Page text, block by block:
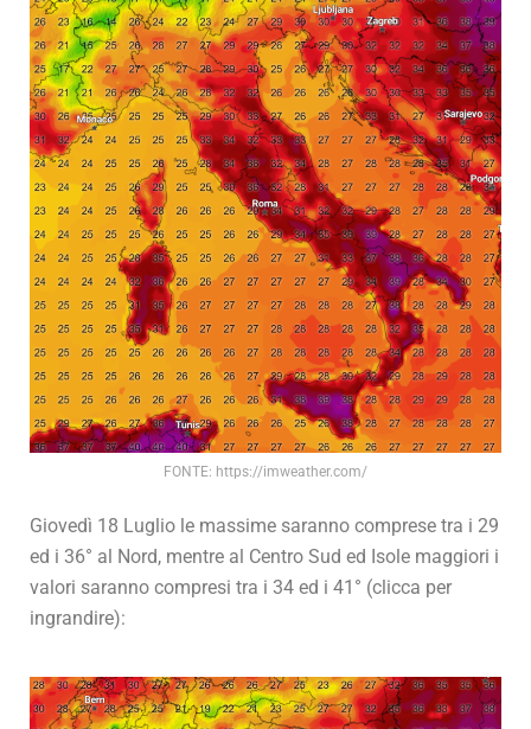
FONTE: https://imweather.com/
Giovedì 18 Luglio le massime saranno comprese tra i 29
ed i 36° al Nord, mentre al Centro Sud ed Isole maggiori i
valori saranno compresi tra i 34 ed i 41° (clicca per
ingrandire):